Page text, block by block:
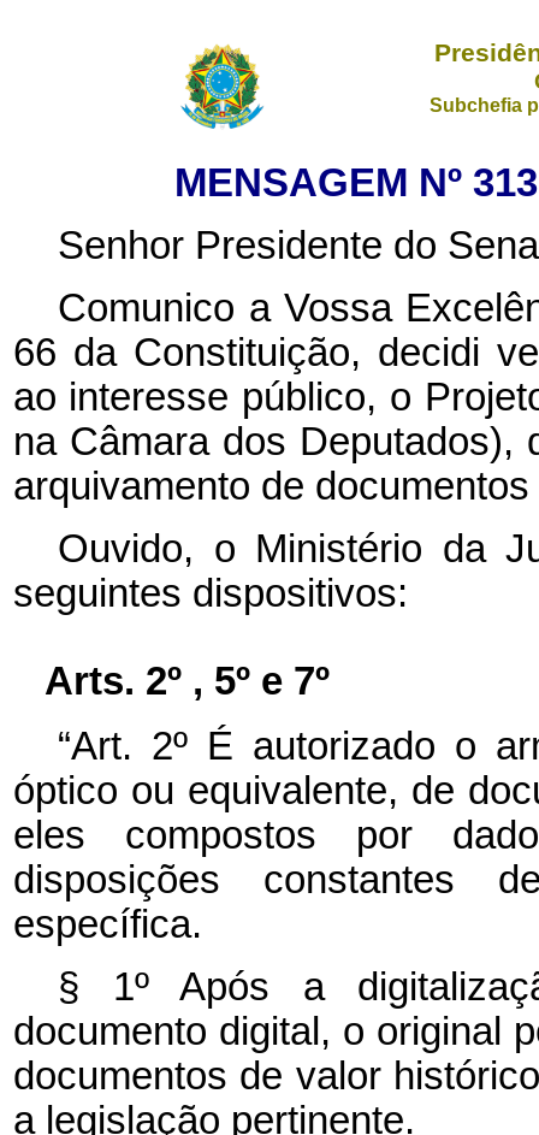
Subchefia
MENSAGEM Nº
Senhor Presidente do
Comunico a Vossa
66 da Constituição, decidi
ao interesse público, o
na Câmara dos Deputados),
arquivamento de
Ouvido, o Ministério da
seguintes dispositivos:
Arts. 2º , 5º e 7º
“Art. 2º É autorizado o
óptico ou equivalente, de
eles compostos por
disposições constantes
específica.
§ 1º Após a
documento digital, o original
documentos de valor
a legislação pertinente.